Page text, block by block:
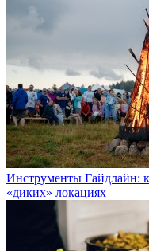
Инструменты Гайдлайн:
«диких» локациях